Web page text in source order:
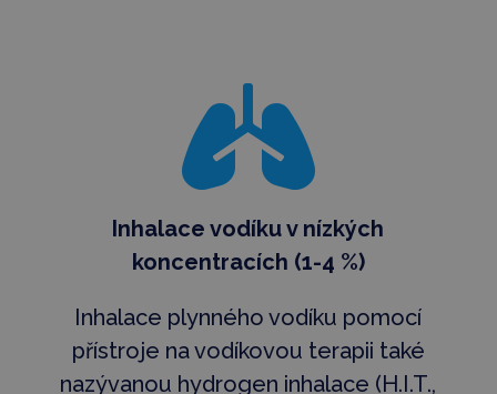

Inhalace vodíku v nízkých
koncentracích (1-4 %)
Inhalace plynného vodíku pomocí
přístroje na vodíkovou terapii také
nazývanou hydrogen inhalace (H.I.T.,